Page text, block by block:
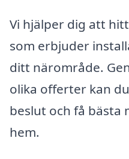
Vi hjälper dig att
som erbjuder
ditt närområde.
olika offerter kan
beslut och få bästa
hem.